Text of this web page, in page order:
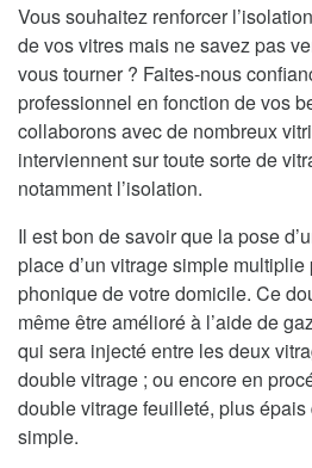
Vous souhaitez renforcer
de vos vitres mais ne savez pas
vous tourner ? Faites-nous
professionnel en fonction de vos
collaborons avec de nombreux
interviennent sur toute sorte de
notamment l’isolation.
Il est bon de savoir que la pose
place d’un vitrage simple multiplie
phonique de votre domicile. Ce
même être amélioré à l’aide de
qui sera injecté entre les deux
double vitrage ; ou encore en
double vitrage feuilleté, plus épais
simple.